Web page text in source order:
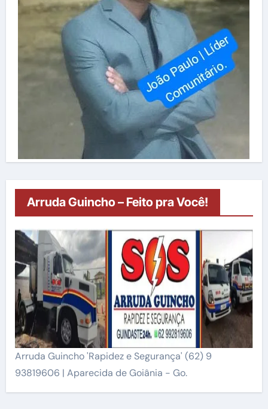
Arruda Guincho – Feito pra Você!
Arruda Guincho 'Rapidez e Segurança' (62) 9
93819606 | Aparecida de Goiânia - Go.